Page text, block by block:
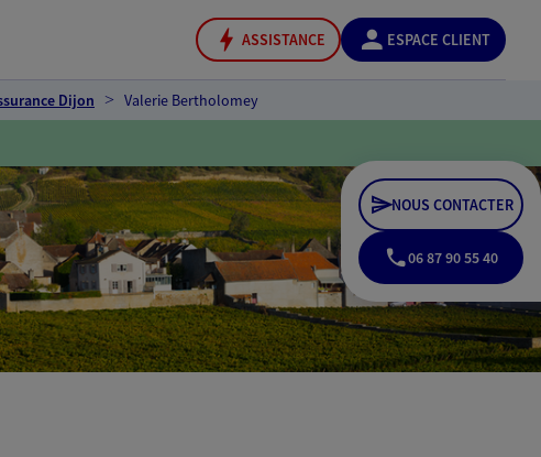
ASSISTANCE ESPACE CLIENT
Dijon Valerie Bertholomey
NOUS CONTACTER
06 87 90 55 40